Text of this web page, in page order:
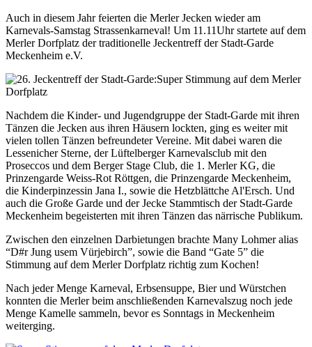
Auch in diesem Jahr feierten die Merler Jecken wieder am
Karnevals-Samstag Strassenkarneval! Um 11.11Uhr startete auf dem
Merler Dorfplatz der traditionelle Jeckentreff der Stadt-Garde
Meckenheim e.V.
Nachdem die Kinder- und Jugendgruppe der Stadt-Garde mit ihren
Tänzen die Jecken aus ihren Häusern lockten, ging es weiter mit
vielen tollen Tänzen befreundeter Vereine. Mit dabei waren die
Lessenicher Sterne, der Lüftelberger Karnevalsclub mit den
Proseccos und dem Berger Stage Club, die 1. Merler KG, die
Prinzengarde Weiss-Rot Röttgen, die Prinzengarde Meckenheim,
die Kinderpinzessin Jana I., sowie die Hetzblättche Al'Ersch. Und
auch die Große Garde und der Jecke Stammtisch der Stadt-Garde
Meckenheim begeisterten mit ihren Tänzen das närrische Publikum.
Zwischen den einzelnen Darbietungen brachte Many Lohmer alias
“D#r Jung usem Vürjebirch”, sowie die Band “Gate 5” die
Stimmung auf dem Merler Dorfplatz richtig zum Kochen!
Nach jeder Menge Karneval, Erbsensuppe, Bier und Würstchen
konnten die Merler beim anschließenden Karnevalszug noch jede
Menge Kamelle sammeln, bevor es Sonntags in Meckenheim
weiterging.